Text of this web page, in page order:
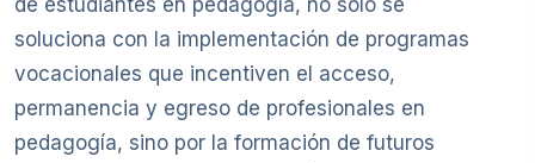
soluciona con la implementación de programas
vocacionales que incentiven el acceso,
permanencia y egreso de profesionales en
pedagogía, sino por la formación de futuros